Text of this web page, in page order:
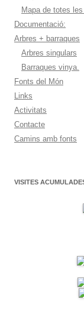
Mapa de totes
Documentació:
Arbres + barraques
Arbres singulars
Barraques vinya.
Fonts del Món
Links
Activitats
Contacte
Camins amb fonts
VISITES